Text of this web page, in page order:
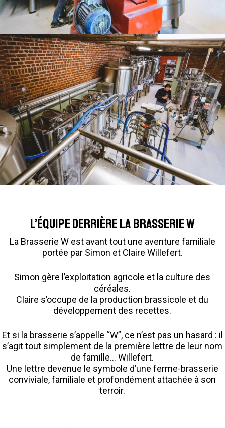
L’équipe derrière la Brasserie W
La Brasserie W est avant tout une aventure familiale
portée par Simon et Claire Willefert.
Simon gère l’exploitation agricole et la culture des
céréales.
Claire s’occupe de la production brassicole et du
développement des recettes.
Et si la brasserie s’appelle “W”, ce n’est pas un hasard : il
s’agit tout simplement de la première lettre de leur nom
de famille… Willefert.
Une lettre devenue le symbole d’une ferme-brasserie
conviviale, familiale et profondément attachée à son
terroir.